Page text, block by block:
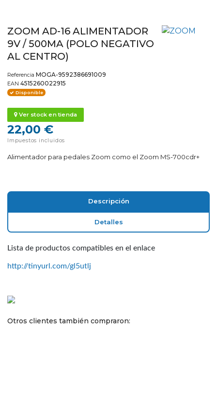
ZOOM AD-16 ALIMENTADOR
9V / 500MA (POLO NEGATIVO
AL CENTRO)
Referencia MOGA-9592386691009
EAN 4515260022915
Disponible
Ver stock en tienda
22,00 €
Impuestos incluidos
Alimentador para pedales Zoom como el Zoom MS-700cdr+
Descripción
Detalles
Lista de productos compatibles en el enlace
http://tinyurl.com/gl5utlj
Otros clientes también compraron: